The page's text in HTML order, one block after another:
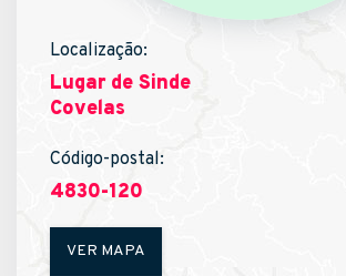
Localização:
Lugar de Sinde
Covelas
Código-postal:
4830-120
VER MAPA